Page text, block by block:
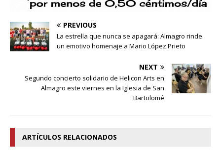
PREVIOUS
La estrella que nunca se apagará: Almagro rinde
un emotivo homenaje a Mario López Prieto
NEXT
Segundo concierto solidario de Helicon Arts en
Almagro este viernes en la Iglesia de San
Bartolomé
ARTÍCULOS RELACIONADOS